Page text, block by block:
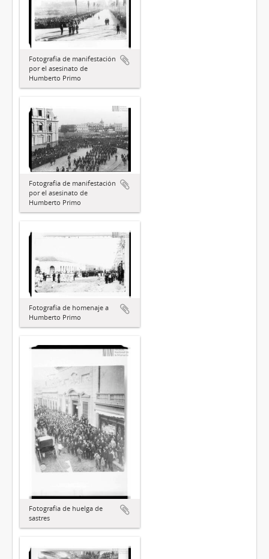
Fotografía de manifestación
por el asesinato de
Humberto Primo
Fotografía de manifestación
por el asesinato de
Humberto Primo
Fotografía de homenaje a
Humberto Primo
Fotografía de huelga de
sastres